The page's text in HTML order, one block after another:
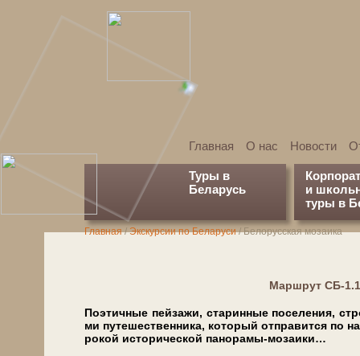
Главная О нас Новости
Туры в
Беларусь
и
туры в
Главная/Экскурсии по Беларуси/Белорусская мозаика
Марш­рут СБ-
По­э­тич­ные пей­за­жи, ста­рин­ные по­се­ле­ния,
ми пу­те­ше­ствен­ни­ка, ко­то­рый от­пра­вит­ся по
ро­кой ис­то­ри­че­ской панорамы-мозаики…